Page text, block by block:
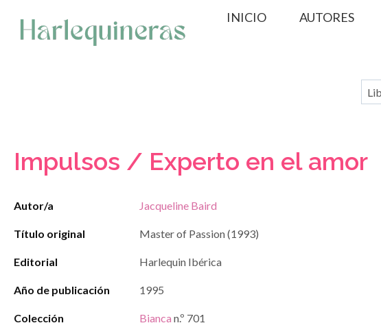
contenido
INICIO AUTORES
Impulsos / Experto en el amor
Autor/a Jacqueline Baird
Título original Master of Passion (1993)
Editorial Harlequin Ibérica
Año de publicación 1995
Colección Bianca n.º 701